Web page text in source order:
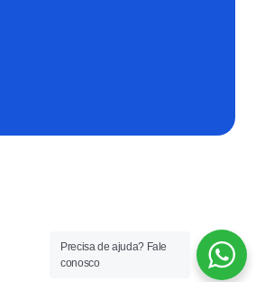
Precisa de ajuda? Fale
conosco